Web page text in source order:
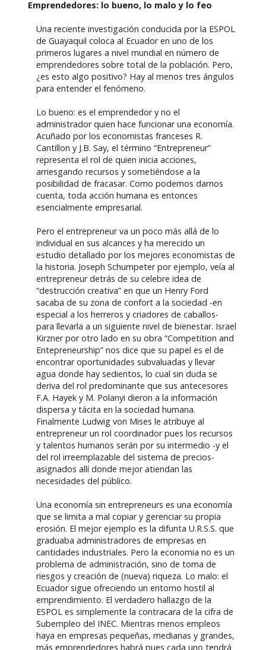
Emprendedores: lo bueno, lo malo y lo feo
Una reciente investigación conducida por la ESPOL
de Guayaquil coloca al Ecuador en uno de los
primeros lugares a nivel mundial en número de
emprendedores sobre total de la población. Pero,
¿es esto algo positivo? Hay al menos tres ángulos
para entender el fenómeno.
Lo bueno: es el emprendedor y no el
administrador quien hace funcionar una economía.
Acuñado por los economistas franceses R.
Cantillon y J.B. Say, el término “Entrepreneur”
representa el rol de quien inicia acciones,
arriesgando recursos y sometiéndose a la
posibilidad de fracasar. Como podemos darnos
cuenta, toda acción humana es entonces
esencialmente empresarial.
Pero el entrepreneur va un poco más allá de lo
individual en sus alcances y ha merecido un
estudio detallado por los mejores economistas de
la historia. Joseph Schumpeter por ejemplo, veía al
entrepreneur detrás de su celebre idea de
“destrucción creativa” en que un Henry Ford
sacaba de su zona de confort a la sociedad -en
especial a los herreros y criadores de caballos-
para llevarla a un siguiente nivel de bienestar. Israel
Kirzner por otro lado en su obra “Competition and
Entepreneurship” nos dice que su papel es el de
encontrar oportunidades subvaluadas y llevar
agua donde hay sedientos, lo cual sin duda se
deriva del rol predominante que sus antecesores
F.A. Hayek y M. Polanyi dieron a la información
dispersa y tácita en la sociedad humana.
Finalmente Ludwig von Mises le atribuye al
entrepreneur un rol coordinador pues los recursos
y talentos humanos serán por su intermedio -y el
del rol irreemplazable del sistema de precios-
asignados allí donde mejor atiendan las
necesidades del público.
Una economía sin entrepreneurs es una economía
que se limita a mal copiar y gerenciar su propia
erosión. El mejor ejemplo es la difunta U.R.S.S. que
graduaba administradores de empresas en
cantidades industriales. Pero la economia no es un
problema de administración, sino de toma de
riesgos y creación de (nueva) riqueza. Lo malo: el
Ecuador sigue ofreciendo un entorno hostil al
emprendimiento. El verdadero hallazgo de la
ESPOL es simplemente la contracara de la cifra de
Subempleo del INEC. Mientras menos empleos
haya en empresas pequeñas, medianas y grandes,
más emprendedores habrá pues cada uno tendrá